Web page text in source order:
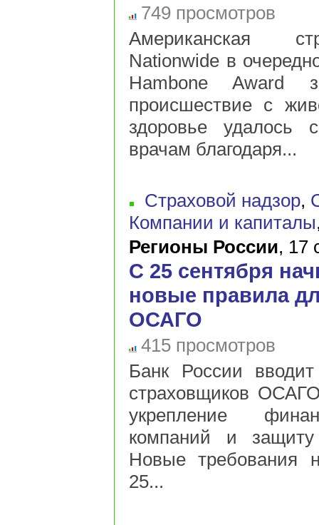
749 просмотров
Американская
Nationwide в
Hambone Award
происшествие с
здоровье удалось
врачам благодаря...
Страховой надзор,
Компании и капиталы
Регионы России, 17
С 25 сентября
новые правила
ОСАГО
415 просмотров
Банк России
страховщиков
укрепление
компаний и защиту
Новые требования
25...